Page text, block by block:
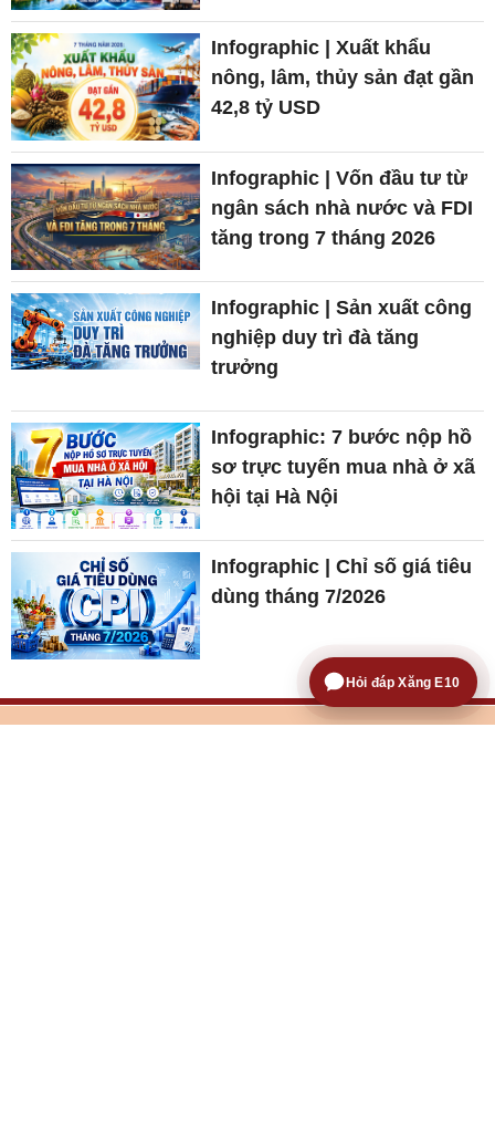
Infographic | Xuất khẩu
nông, lâm, thủy sản đạt gần
42,8 tỷ USD
Infographic | Vốn đầu tư từ
ngân sách nhà nước và FDI
tăng trong 7 tháng 2026
Infographic | Sản xuất công
nghiệp duy trì đà tăng
trưởng
Infographic: 7 bước nộp hồ
sơ trực tuyến mua nhà ở xã
hội tại Hà Nội
Infographic | Chỉ số giá tiêu
dùng tháng 7/2026
Hỏi đáp Xăng E10